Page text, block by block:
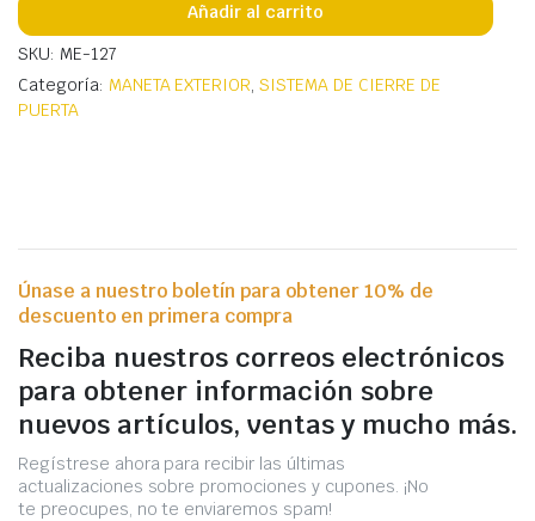
Añadir al carrito
SKU: ME-127
Categoría: MANETA EXTERIOR,SISTEMA DE CIERRE DE
PUERTA
Únase a nuestro boletín para obtener 10% de
descuento en primera compra
Reciba nuestros correos electrónicos
para obtener información sobre
nuevos artículos, ventas y mucho más.
Regístrese ahora para recibir las últimas
actualizaciones sobre promociones y cupones. ¡No
te preocupes, no te enviaremos spam!